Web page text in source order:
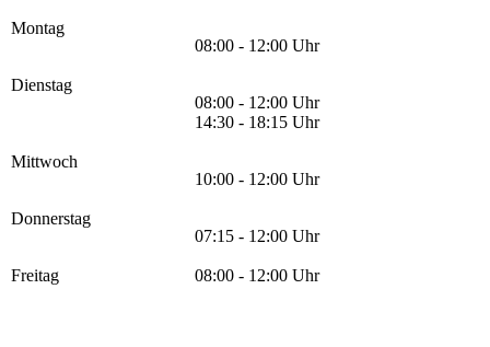
Montag
08:00 - 12:00 Uhr
Dienstag
08:00 - 12:00 Uhr
14:30 - 18:15 Uhr
Mittwoch
10:00 - 12:00 Uhr
Donnerstag
07:15 - 12:00 Uhr
Freitag 08:00 - 12:00 Uhr